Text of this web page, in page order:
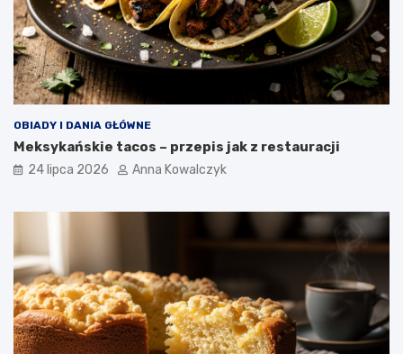
OBIADY I DANIA GŁÓWNE
Meksykańskie tacos – przepis jak z restauracji
24 lipca 2026 Anna Kowalczyk